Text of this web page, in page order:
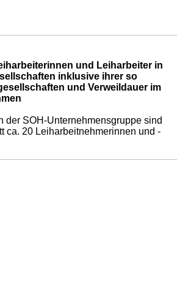
und Leiharbeiter in
inklusive ihrer so
und Verweildauer im
der SOH-Unternehmensgruppe sind
ca. 20 Leiharbeitnehmerinnen und -